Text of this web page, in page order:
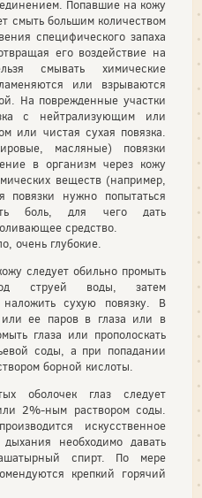
Попавшие на кожу
смыть большим количеством
специфического запаха
его воздействие на
смывать химические
или взрываются
На поврежденные участки
с нейтрализующим или
или чистая сухая повязка.
масляные) повязки
в организм через кожу
веществ (например,
нужно попытаться
боль, для чего дать
средство.
очень глубокие.
следует обильно промыть
струей воды, затем
наложить сухую повязку. В
или ее паров в глаза или в
глаза или прополоскать
соды, а при попадании
борной кислоты.
оболочек глаз следует
2%-ным раствором соды.
искусственное
необходимо давать
спирт. По мере
крепкий горячий